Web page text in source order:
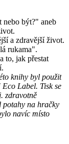
nebo být?" aneb
a zdravější život.
rukama".
to, jak přestat
knihy byl použit
Label. Tisk se
zdravotně
potahy na hračky
navíc místo